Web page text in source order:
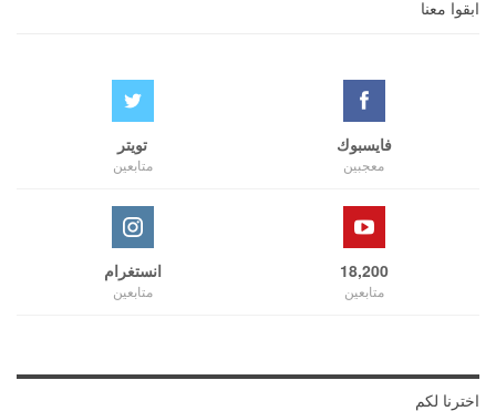
ابقوا معنا
فايسبوك
معجبين
تويتر
متابعين
18,200
متابعين
انستغرام
متابعين
اخترنا لكم